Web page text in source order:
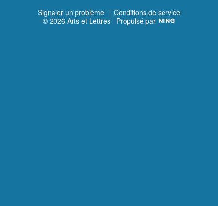
Signaler un problème | Conditions de service
© 2026 Arts et Lettres Propulsé par